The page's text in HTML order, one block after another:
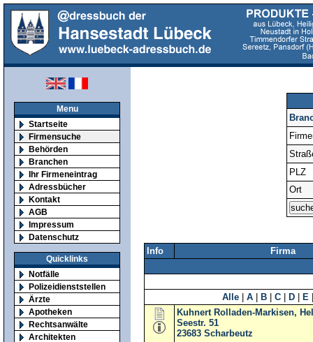
Menu
Startseite
Firmensuche
Behörden
Branchen
Ihr Firmeneintrag
Adressbücher
Kontakt
AGB
Impressum
Datenschutz
Quicklinks
Notfälle
Polizeidienststellen
Ärzte
Apotheken
Rechtsanwälte
Architekten
PLZ
Ort
Info Firma
Alle A B C D E
Kuhnert Rolladen-Markisen,
Seestr. 51
23683 Scharbeutz